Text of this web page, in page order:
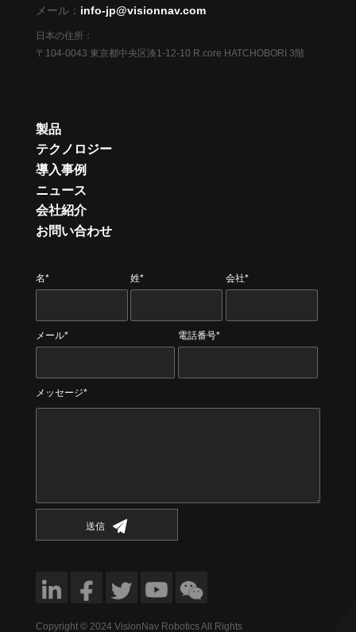
メール： info-jp@visionnav.com
日本の住所：
〒104-0043 東京都中央区湊1-12-10 R.core HATCHOBORI 3階
製品
テクノロジー
導入事例
ニュース
会社紹介
お問い合わせ
名* 姓* 会社*
メール* 電話番号*
メッセージ*
送信
Copyright © 2024 VisionNav Robotics All Rights